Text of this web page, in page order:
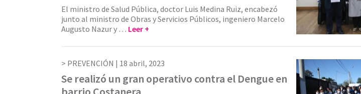
El ministro de Salud Pública, doctor Luis Medina Ruiz, encabezó
junto al ministro de Obras y Servicios Públicos, ingeniero Marcelo
Augusto Nazur y … Leer +
PREVENCIÓN | 18 abril, 2023
Se realizó un gran operativo contra el Dengue en